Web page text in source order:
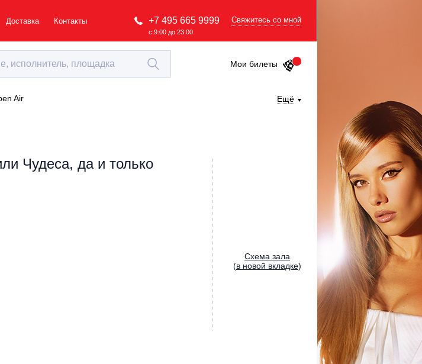
Доставка Контакты +7 495 665 9999
с 9:00 до 23:00
Свяжитесь со мной
Мои билеты
Air Ещё
Чудеса, да и только
Cхема зала
(в новой вкладке)